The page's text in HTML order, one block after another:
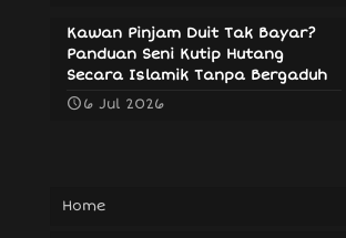
Kawan Pinjam Duit Tak Bayar?
Panduan Seni Kutip Hutang
Secara Islamik Tanpa Bergaduh
6 Jul 2026
Home